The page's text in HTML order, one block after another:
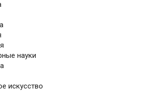
науки
искусство